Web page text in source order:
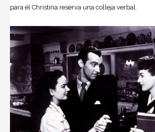
para él Christina reserva una colleja verbal.